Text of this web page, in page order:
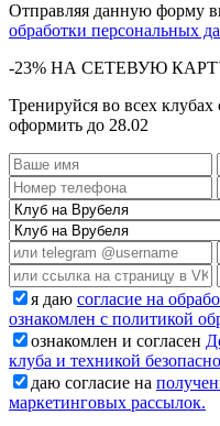
Отправляя данную форму
обработки персональных
-23% НА СЕТЕВУЮ
Тренируйся во всех
оформить до 28.02
я даю согласие на
ознакомлен с политикой
ознакомлен и согласен
клуба и техникой
даю согласие на
маркетинговых рассылок.